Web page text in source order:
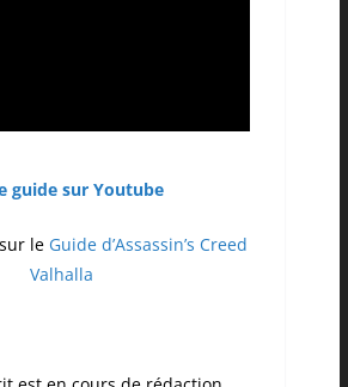
guide sur Youtube
le Guide d’Assassin’s Creed
Valhalla